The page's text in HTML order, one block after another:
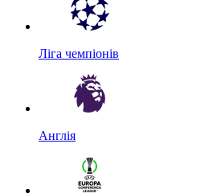
Ліга чемпіонів
Англія